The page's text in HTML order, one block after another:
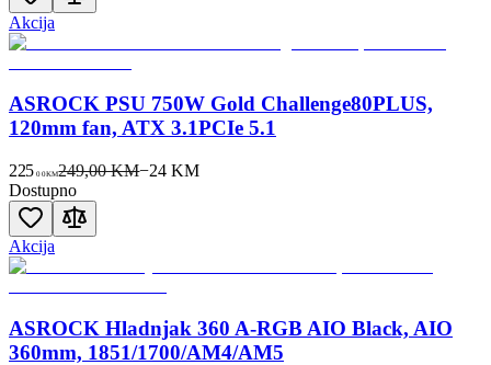
Akcija
ASROCK PSU 750W Gold Challenge80PLUS,
120mm fan, ATX 3.1PCIe 5.1
225 00KM249,00 KM−24 KM
Dostupno
Akcija
ASROCK Hladnjak 360 A-RGB AIO Black, AIO
360mm, 1851/1700/AM4/AM5